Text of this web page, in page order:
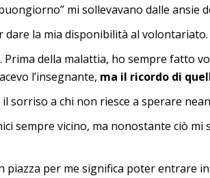
mi sollevavano dalle ansie
dare la mia disponibilità al volontariato.
della malattia, ho sempre fatto
l’insegnante, ma il ricordo di
sorriso a chi non riesce a sperare
sempre vicino, ma nonostante ciò
per me significa poter entrare